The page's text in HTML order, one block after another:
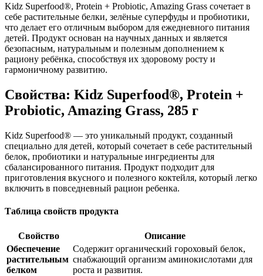
Kidz Superfood®, Protein + Probiotic, Amazing Grass сочетает в
себе растительные белки, зелёные суперфуды и пробиотики,
что делает его отличным выбором для ежедневного питания
детей. Продукт основан на научных данных и является
безопасным, натуральным и полезным дополнением к
рациону ребёнка, способствуя их здоровому росту и
гармоничному развитию.
Свойства: Kidz Superfood®, Protein +
Probiotic, Amazing Grass, 285 г
Kidz Superfood® — это уникальный продукт, созданный
специально для детей, который сочетает в себе растительный
белок, пробиотики и натуральные ингредиенты для
сбалансированного питания. Продукт подходит для
приготовления вкусного и полезного коктейля, который легко
включить в повседневный рацион ребенка.
Таблица свойств продукта
Свойство
Описание
Обеспечение
растительным
белком
Содержит органический гороховый белок,
снабжающий организм аминокислотами для
роста и развития.